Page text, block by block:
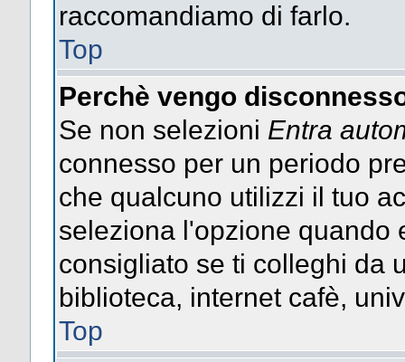
raccomandiamo di farlo.
Top
Perchè vengo
Se non selezioni Entra
connesso per un periodo
che qualcuno utilizzi il tuo
seleziona l'opzione quando
consigliato se ti colleghi da
biblioteca, internet cafè,
Top